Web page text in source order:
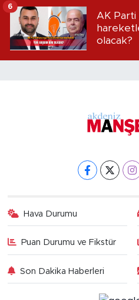
AK Parti
olacak?
6
Hava Durumu
Puan Durumu ve Fikstür
Son Dakika Haberleri